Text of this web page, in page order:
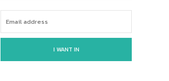
I WANT IN